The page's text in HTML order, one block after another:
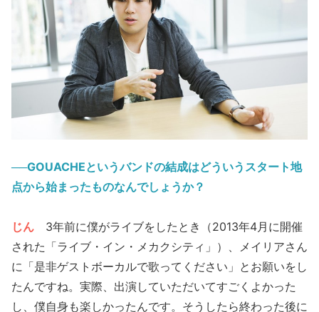
──GOUACHEというバンドの結成はどういうスタート地
点から始まったものなんでしょうか？
じん 3年前に僕がライブをしたとき（2013年4月に開催
された「ライブ・イン・メカクシティ」）、メイリアさん
に「是非ゲストボーカルで歌ってください」とお願いをし
たんですね。実際、出演していただいてすごくよかった
し、僕自身も楽しかったんです。そうしたら終わった後に